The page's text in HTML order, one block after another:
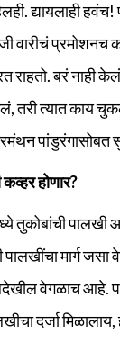
द्यायलाही हवंच!
वारीचं
बरं नाही
तरी त्यात काय
होणार?
पालखी
पालखींचा मार्ग
वेगळाच आहे.
दर्जा